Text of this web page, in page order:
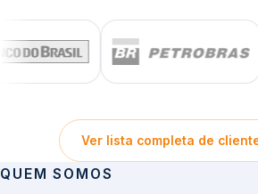
Ver lista completa de
QUEM SOMOS